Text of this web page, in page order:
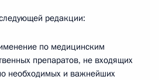
редакции:
по медицинским
препаратов, не входящих
необходимых и важнейших